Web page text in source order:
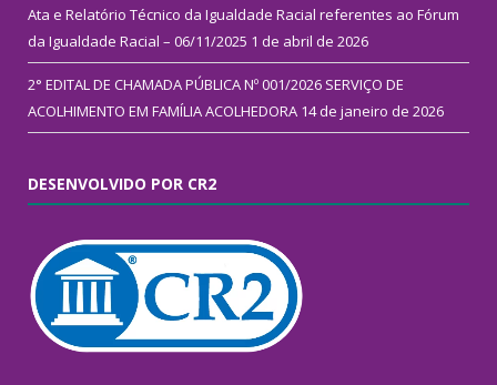
Ata e Relatório Técnico da Igualdade Racial referentes ao Fórum
da Igualdade Racial – 06/11/2025 1 de abril de 2026
2° EDITAL DE CHAMADA PÚBLICA Nº 001/2026 SERVIÇO DE
ACOLHIMENTO EM FAMÍLIA ACOLHEDORA 14 de janeiro de 2026
DESENVOLVIDO POR CR2